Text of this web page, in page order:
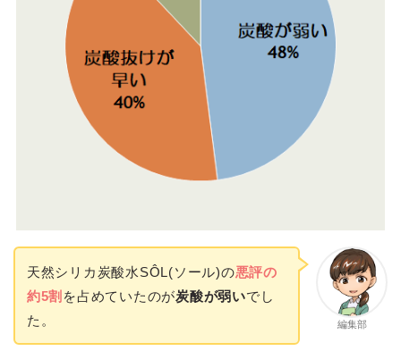
編集部
天然シリカ炭酸水SÔL(ソール)の悪評の
約5割 を占めていたのが炭酸が弱いでし
た。